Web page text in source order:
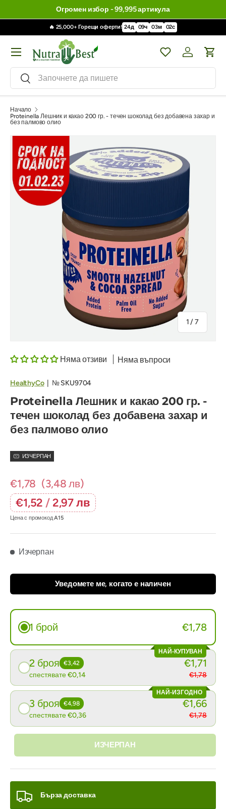
Огромен избор - 99,995 артикула
🔥 25,000+ Горещи оферти! 24д 09ч 03м 00с
Търсене
Търсене
WishlistВлизане /
Меню
Начало
Proteinella Лешник и какао 200 гр. - течен шоколад без добавена захар и
без палмово олио
1 /на
7
Няма отзиви Няма въпроси
HealthyCo| №SKU9704
Proteinella Лешник и какао 200 гр. -
течен шоколад без добавена захар и
без палмово олио
ИЗЧЕРПАН
€1,78 (3,48 лв)
€1,52/2,97 лв
Цена с промокодA15
Изчерпан
Уведомете ме, когато е наличен
1 брой €1,78
НАЙ-КУПУВАН
2 броя €3,42
спестявате €0,14
€1,71
€1,78
НАЙ-ИЗГОДНО
3 броя €4,98
спестявате €0,36
€1,66
€1,78
ИЗЧЕРПАН
Бърза доставка